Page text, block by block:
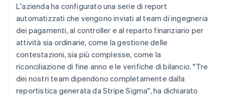
L'azienda ha configurato una serie di report
automatizzati che vengono inviati al team di ingegneria
dei pagamenti, al controller e al reparto finanziario per
attività sia ordinarie, come la gestione delle
contestazioni, sia più complesse, come la
riconciliazione di fine anno e le verifiche di bilancio. "Tre
dei nostri team dipendono completamente dalla
reportistica generata da Stripe Sigma", ha dichiarato